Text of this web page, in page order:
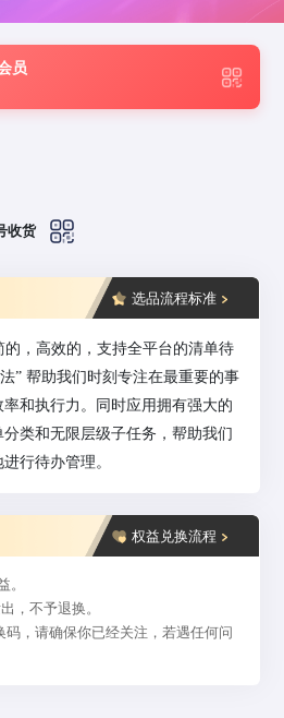
员
收货
选品流程标准
的，高效的，支持全平台的清单待
” 帮助我们时刻专注在最重要的事
和执行力。同时应用拥有强大的
类和无限层级子任务，帮助我们
行待办管理。
权益兑换流程
。
，不予退换。
码，请确保你已经关注，若遇任何问